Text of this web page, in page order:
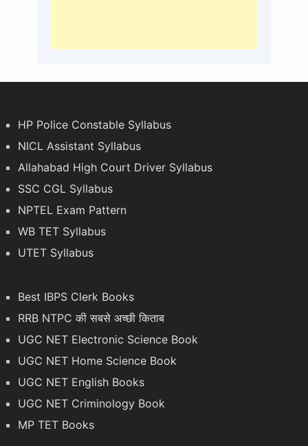
HP Police Constable Syllabus
NICL Assistant Syllabus
Allahabad High Court Driver Syllabus
SSC CGL Syllabus
NPTEL Exam Pattern
WB TET Syllabus
UTET Syllabus
Best IBPS Clerk Books
RRB NTPC की सबसे अच्छी किताब
UGC NET Electronic Science Book
UGC NET Home Science Book
UGC NET English Books
UGC NET Criminology Book
MP TET Books